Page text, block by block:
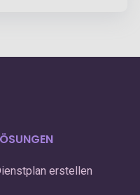
erstellen